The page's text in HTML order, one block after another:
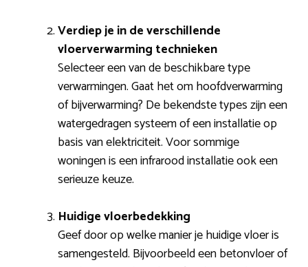
Verdiep je in de verschillende
vloerverwarming technieken
Selecteer een van de beschikbare type
verwarmingen. Gaat het om hoofdverwarming
of bijverwarming? De bekendste types zijn een
watergedragen systeem of een installatie op
basis van elektriciteit. Voor sommige
woningen is een infrarood installatie ook een
serieuze keuze.
Huidige vloerbedekking
Geef door op welke manier je huidige vloer is
samengesteld. Bijvoorbeeld een betonvloer of